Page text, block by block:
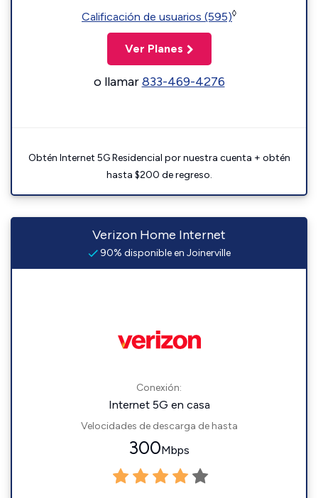
Calificación de usuarios (595)◊
Ver Planes
o llamar833-469-4276
Obtén Internet 5G Residencial por nuestra cuenta + obtén
hasta $200 de regreso.
Verizon Home Internet
90% disponible en Joinerville
Conexión:
Internet 5G en casa
Velocidades de descarga de hasta
300Mbps